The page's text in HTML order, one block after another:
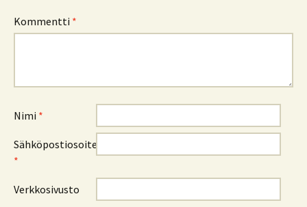
Kommentti *
Nimi *
Sähköpostiosoite
*
Verkkosivusto